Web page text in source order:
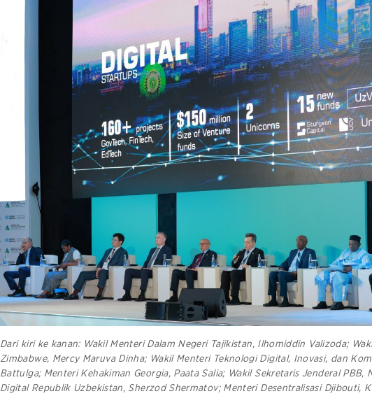
Dari kiri ke kanan: Wakil Menteri Dalam Negeri Tajikistan, Ilhomiddin Valizoda;
Zimbabwe, Mercy Maruva Dinha; Wakil Menteri Teknologi Digital, Inovasi, dan
Battulga; Menteri Kehakiman Georgia, Paata Salia; Wakil Sekretaris Jenderal PBB,
Digital Republik Uzbekistan, Sherzod Shermatov; Menteri Desentralisasi Djibouti,